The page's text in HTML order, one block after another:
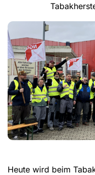
Heute wird beim